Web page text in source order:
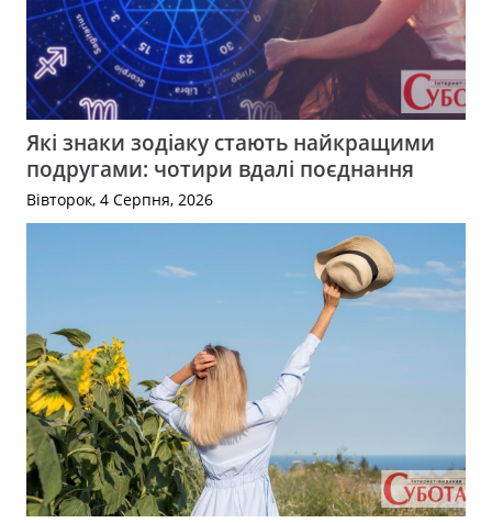
Які знаки зодіаку стають найкращими
подругами: чотири вдалі поєднання
Вівторок, 4 Серпня, 2026